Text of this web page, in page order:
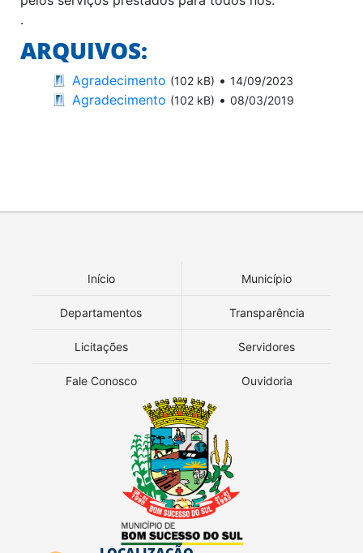
.
ARQUIVOS:
Agradecimento (102 kB) • 14/09/2023
Agradecimento (102 kB) • 08/03/2019
Início Município
Departamentos Transparência
Licitações Servidores
Fale Conosco Ouvidoria